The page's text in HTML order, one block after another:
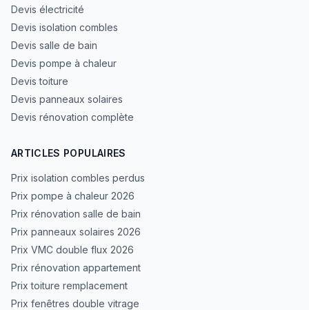
Devis électricité
Devis isolation combles
Devis salle de bain
Devis pompe à chaleur
Devis toiture
Devis panneaux solaires
Devis rénovation complète
ARTICLES POPULAIRES
Prix isolation combles perdus
Prix pompe à chaleur 2026
Prix rénovation salle de bain
Prix panneaux solaires 2026
Prix VMC double flux 2026
Prix rénovation appartement
Prix toiture remplacement
Prix fenêtres double vitrage